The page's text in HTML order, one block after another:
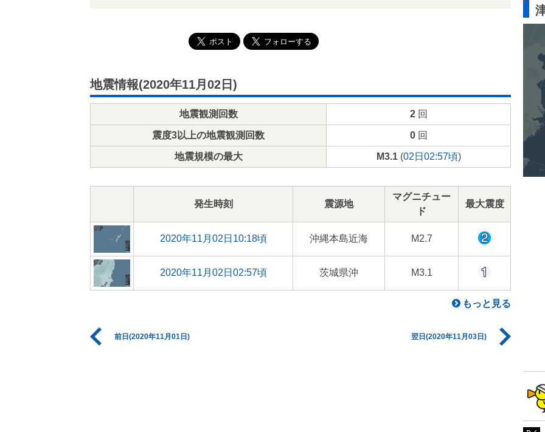
地震情報(2020年11月02日)
地震観測回数 2回
震度3以上の地震観測回数 0回
地震規模の最大 M3.1(02日02:57頃)
発生時刻 震源地
マグニチュー
ド
最大震度
2020年11月02日10:18頃 沖縄本島近海 M2.7
2020年11月02日02:57頃 茨城県沖 M3.1
もっと見る
前日(2020年11月01日) 翌日(2020年11月03日)